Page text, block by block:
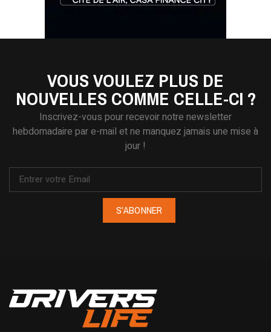
VOUS VOULEZ PLUS DE
NOUVELLES COMME CELLE-CI ?
Inscrivez-vous pour recevoir notre newsletter
hebdomadaire par e-mail et ne manquez jamais une mise à
jour !
S'ABONNER